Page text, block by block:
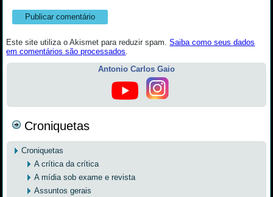
Este site utiliza o Akismet para reduzir spam.Saiba como seus dados
em comentários são processados
Antonio Carlos Gaio
Croniquetas
Croniquetas
A crítica da crítica
A mídia sob exame e revista
Assuntos gerais